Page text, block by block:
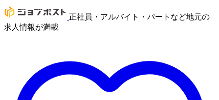
正社員・アルバイト・パートなど地元の
求人情報が満載